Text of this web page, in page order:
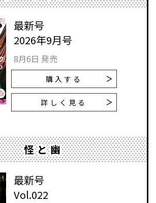
最新号
2026年9月号
8月6日 発売
購入する
詳しく見る
怪と幽
最新号
Vol.022